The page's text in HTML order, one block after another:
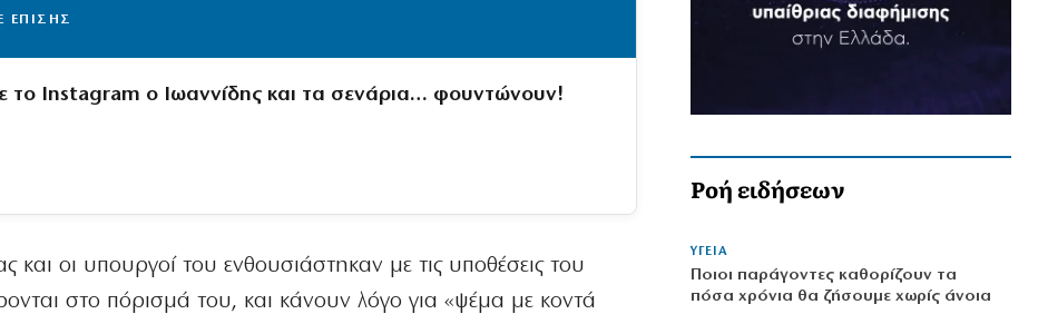
ΕΠΙΣΗΣ
το Instagram ο Ιωαννίδης και τα σενάρια… φουντώνουν!
και οι υπουργοί του ενθουσιάστηκαν με τις υποθέσεις του
στο πόρισμά του, και κάνουν λόγο για «ψέμα με κοντά
Ροή ειδήσεων
ΥΓΕΙΑ
Ποιοι παράγοντες καθορίζουν τα
πόσα χρόνια θα ζήσουμε χωρίς άνοια